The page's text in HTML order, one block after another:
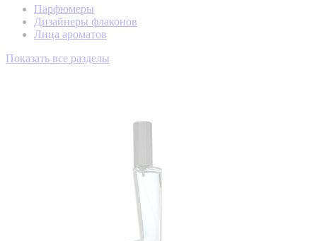
Парфюмеры
Дизайнеры флаконов
Лица ароматов
Показать все разделы